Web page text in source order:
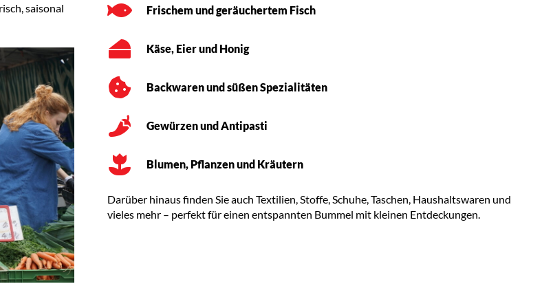
saisonal
Frischem und geräuchertem Fisch
Käse, Eier und Honig
Backwaren und süßen Spezialitäten
Gewürzen und Antipasti
Blumen, Pflanzen und Kräutern
Darüber hinaus finden Sie auch Textilien, Stoffe, Schuhe, Taschen, Haushaltswaren und
vieles mehr – perfekt für einen entspannten Bummel mit kleinen Entdeckungen.